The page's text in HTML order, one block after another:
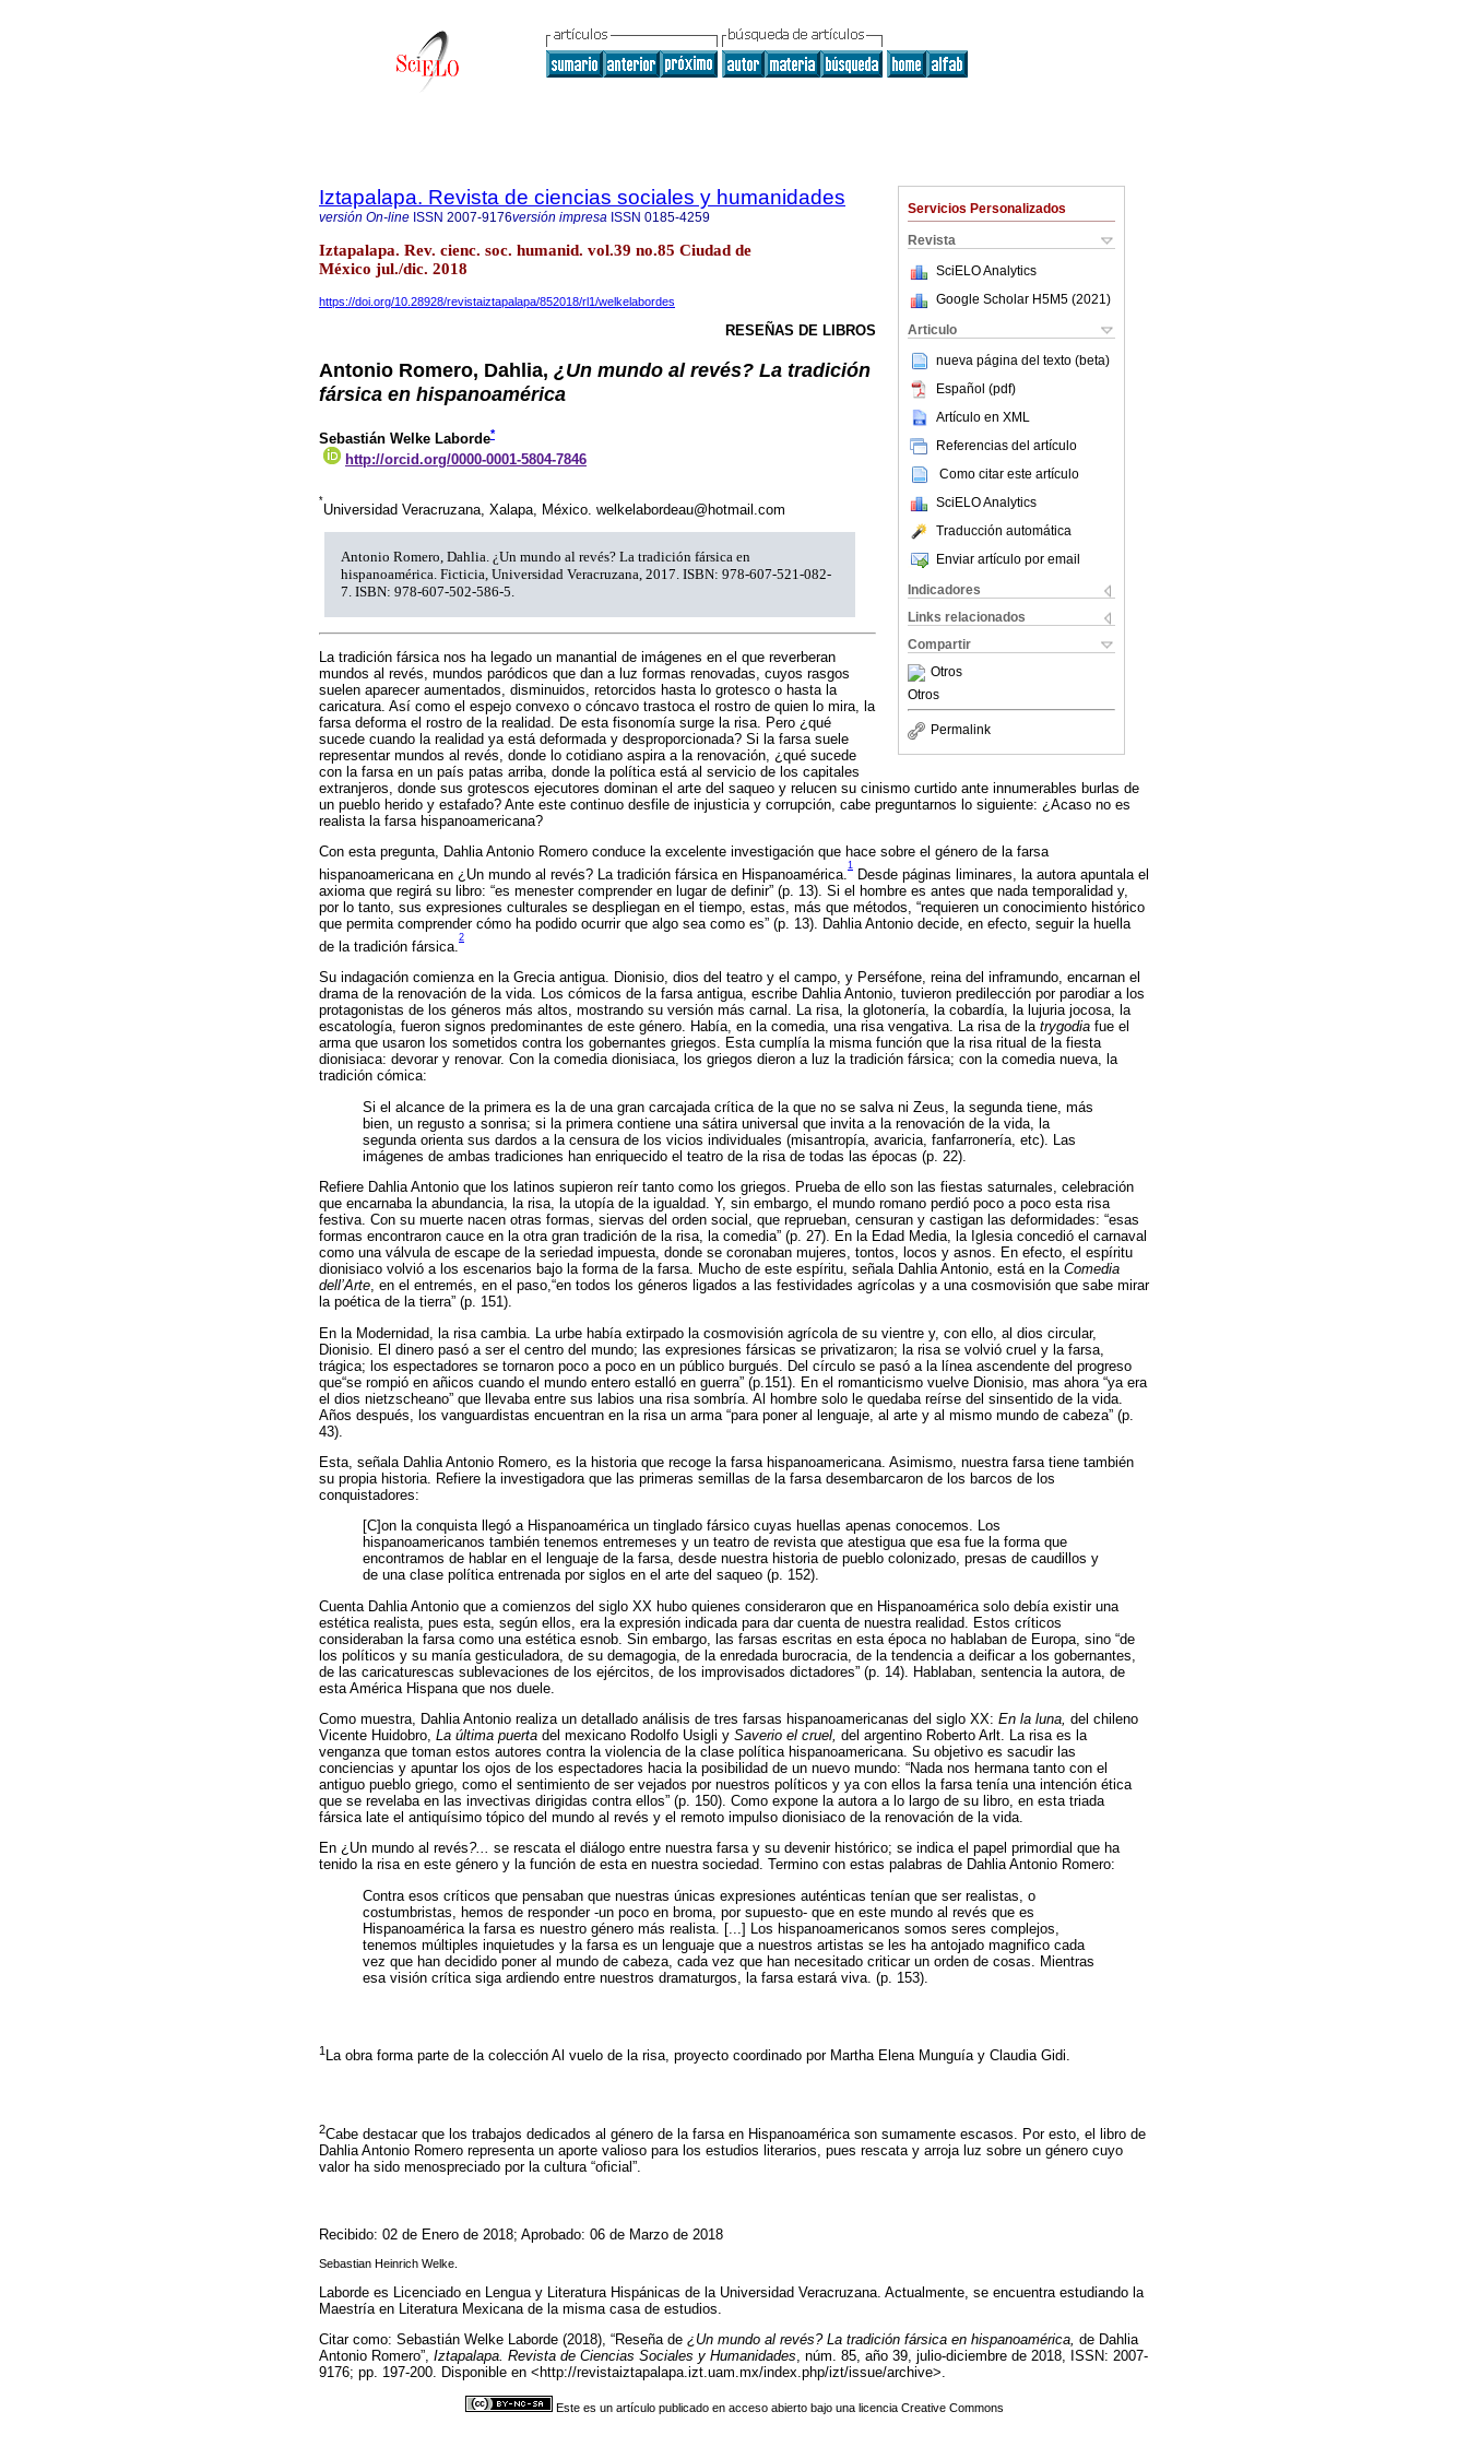
Servicios Personalizados
Revista
SciELO Analytics
Google Scholar H5M5 (2021 )
Articulo
nueva página del texto (beta)
Español (pdf)
Artículo en XML
Referencias del artículo
Como citar este artículo
SciELO Analytics
Traducción automática
Enviar artículo por email
Indicadores
Links relacionados
Compartir
Otros
Otros
Permalink
Iztapalapa. Revista de ciencias sociales y humanidades
versión On-line ISSN 2007-9176versión impresa ISSN 0185-4259
Iztapalapa. Rev. cienc. soc. humanid. vol.39 no.85 Ciudad de
México jul./dic. 2018
https://doi.org/10.28928/revistaiztapalapa/852018/rl1/welkelabordes
RESEÑAS DE LIBROS
Antonio Romero, Dahlia, ¿Un mundo al revés? La tradición
fársica en hispanoamérica
Sebastián Welke Laborde*
http://orcid.org/0000-0001-5804-7846
*
Universidad Veracruzana, Xalapa, México. welkelabordeau@hotmail.com
Antonio Romero, Dahlia. ¿Un mundo al revés? La tradición fársica en
hispanoamérica. Ficticia, Universidad Veracruzana, 2017. ISBN: 978-607-521-082-
7. ISBN: 978-607-502-586-5.
La tradición fársica nos ha legado un manantial de imágenes en el que reverberan
mundos al revés, mundos paródicos que dan a luz formas renovadas, cuyos rasgos
suelen aparecer aumentados, disminuidos, retorcidos hasta lo grotesco o hasta la
caricatura. Así como el espejo convexo o cóncavo trastoca el rostro de quien lo mira, la
farsa deforma el rostro de la realidad. De esta fisonomía surge la risa. Pero ¿qué
sucede cuando la realidad ya está deformada y desproporcionada? Si la farsa suele
representar mundos al revés, donde lo cotidiano aspira a la renovación, ¿qué sucede
con la farsa en un país patas arriba, donde la política está al servicio de los capitales
extranjeros, donde sus grotescos ejecutores dominan el arte del saqueo y relucen su cinismo curtido ante innumerables burlas de
un pueblo herido y estafado? Ante este continuo desfile de injusticia y corrupción, cabe preguntarnos lo siguiente: ¿Acaso no es
realista la farsa hispanoamericana?
Con esta pregunta, Dahlia Antonio Romero conduce la excelente investigación que hace sobre el género de la farsa
hispanoamericana en ¿Un mundo al revés? La tradición fársica en Hispanoamérica.
1
Desde páginas liminares, la autora apuntala el
axioma que regirá su libro: “es menester comprender en lugar de definir” (p. 13). Si el hombre es antes que nada temporalidad y,
por lo tanto, sus expresiones culturales se despliegan en el tiempo, estas, más que métodos, “requieren un conocimiento histórico
que permita comprender cómo ha podido ocurrir que algo sea como es” (p. 13). Dahlia Antonio decide, en efecto, seguir la huella
de la tradición fársica.
2
Su indagación comienza en la Grecia antigua. Dionisio, dios del teatro y el campo, y Perséfone, reina del inframundo, encarnan el
drama de la renovación de la vida. Los cómicos de la farsa antigua, escribe Dahlia Antonio, tuvieron predilección por parodiar a los
protagonistas de los géneros más altos, mostrando su versión más carnal. La risa, la glotonería, la cobardía, la lujuria jocosa, la
escatología, fueron signos predominantes de este género. Había, en la comedia, una risa vengativa. La risa de la trygodia fue el
arma que usaron los sometidos contra los gobernantes griegos. Esta cumplía la misma función que la risa ritual de la fiesta
dionisiaca: devorar y renovar. Con la comedia dionisiaca, los griegos dieron a luz la tradición fársica; con la comedia nueva, la
tradición cómica:
Si el alcance de la primera es la de una gran carcajada crítica de la que no se salva ni Zeus, la segunda tiene, más
bien, un regusto a sonrisa; si la primera contiene una sátira universal que invita a la renovación de la vida, la
segunda orienta sus dardos a la censura de los vicios individuales (misantropía, avaricia, fanfarronería, etc). Las
imágenes de ambas tradiciones han enriquecido el teatro de la risa de todas las épocas (p. 22).
Refiere Dahlia Antonio que los latinos supieron reír tanto como los griegos. Prueba de ello son las fiestas saturnales, celebración
que encarnaba la abundancia, la risa, la utopía de la igualdad. Y, sin embargo, el mundo romano perdió poco a poco esta risa
festiva. Con su muerte nacen otras formas, siervas del orden social, que reprueban, censuran y castigan las deformidades: “esas
formas encontraron cauce en la otra gran tradición de la risa, la comedia” (p. 27). En la Edad Media, la Iglesia concedió el carnaval
como una válvula de escape de la seriedad impuesta, donde se coronaban mujeres, tontos, locos y asnos. En efecto, el espíritu
dionisiaco volvió a los escenarios bajo la forma de la farsa. Mucho de este espíritu, señala Dahlia Antonio, está en la Comedia
dell’Arte, en el entremés, en el paso,“en todos los géneros ligados a las festividades agrícolas y a una cosmovisión que sabe mirar
la poética de la tierra” (p. 151).
En la Modernidad, la risa cambia. La urbe había extirpado la cosmovisión agrícola de su vientre y, con ello, al dios circular,
Dionisio. El dinero pasó a ser el centro del mundo; las expresiones fársicas se privatizaron; la risa se volvió cruel y la farsa,
trágica; los espectadores se tornaron poco a poco en un público burgués. Del círculo se pasó a la línea ascendente del progreso
que“se rompió en añicos cuando el mundo entero estalló en guerra” (p.151). En el romanticismo vuelve Dionisio, mas ahora “ya era
el dios nietzscheano” que llevaba entre sus labios una risa sombría. Al hombre solo le quedaba reírse del sinsentido de la vida.
Años después, los vanguardistas encuentran en la risa un arma “para poner al lenguaje, al arte y al mismo mundo de cabeza” (p.
43).
Esta, señala Dahlia Antonio Romero, es la historia que recoge la farsa hispanoamericana. Asimismo, nuestra farsa tiene también
su propia historia. Refiere la investigadora que las primeras semillas de la farsa desembarcaron de los barcos de los
conquistadores:
[C]on la conquista llegó a Hispanoamérica un tinglado fársico cuyas huellas apenas conocemos. Los
hispanoamericanos también tenemos entremeses y un teatro de revista que atestigua que esa fue la forma que
encontramos de hablar en el lenguaje de la farsa, desde nuestra historia de pueblo colonizado, presas de caudillos y
de una clase política entrenada por siglos en el arte del saqueo (p. 152).
Cuenta Dahlia Antonio que a comienzos del siglo XX hubo quienes consideraron que en Hispanoamérica solo debía existir una
estética realista, pues esta, según ellos, era la expresión indicada para dar cuenta de nuestra realidad. Estos críticos
consideraban la farsa como una estética esnob. Sin embargo, las farsas escritas en esta época no hablaban de Europa, sino “de
los políticos y su manía gesticuladora, de su demagogia, de la enredada burocracia, de la tendencia a deificar a los gobernantes,
de las caricaturescas sublevaciones de los ejércitos, de los improvisados dictadores” (p. 14). Hablaban, sentencia la autora, de
esta América Hispana que nos duele.
Como muestra, Dahlia Antonio realiza un detallado análisis de tres farsas hispanoamericanas del siglo XX: En la luna, del chileno
Vicente Huidobro, La última puerta del mexicano Rodolfo Usigli y Saverio el cruel, del argentino Roberto Arlt. La risa es la
venganza que toman estos autores contra la violencia de la clase política hispanoamericana. Su objetivo es sacudir las
conciencias y apuntar los ojos de los espectadores hacia la posibilidad de un nuevo mundo: “Nada nos hermana tanto con el
antiguo pueblo griego, como el sentimiento de ser vejados por nuestros políticos y ya con ellos la farsa tenía una intención ética
que se revelaba en las invectivas dirigidas contra ellos” (p. 150). Como expone la autora a lo largo de su libro, en esta triada
fársica late el antiquísimo tópico del mundo al revés y el remoto impulso dionisiaco de la renovación de la vida.
En ¿Un mundo al revés?... se rescata el diálogo entre nuestra farsa y su devenir histórico; se indica el papel primordial que ha
tenido la risa en este género y la función de esta en nuestra sociedad. Termino con estas palabras de Dahlia Antonio Romero:
Contra esos críticos que pensaban que nuestras únicas expresiones auténticas tenían que ser realistas, o
costumbristas, hemos de responder -un poco en broma, por supuesto- que en este mundo al revés que es
Hispanoamérica la farsa es nuestro género más realista. [...] Los hispanoamericanos somos seres complejos,
tenemos múltiples inquietudes y la farsa es un lenguaje que a nuestros artistas se les ha antojado magnifico cada
vez que han decidido poner al mundo de cabeza, cada vez que han necesitado criticar un orden de cosas. Mientras
esa visión crítica siga ardiendo entre nuestros dramaturgos, la farsa estará viva. (p. 153).
1La obra forma parte de la colección Al vuelo de la risa, proyecto coordinado por Martha Elena Munguía y Claudia Gidi.
2Cabe destacar que los trabajos dedicados al género de la farsa en Hispanoamérica son sumamente escasos. Por esto, el libro de
Dahlia Antonio Romero representa un aporte valioso para los estudios literarios, pues rescata y arroja luz sobre un género cuyo
valor ha sido menospreciado por la cultura “oficial”.
Recibido: 02 de Enero de 2018; Aprobado: 06 de Marzo de 2018
Sebastian Heinrich Welke.
Laborde es Licenciado en Lengua y Literatura Hispánicas de la Universidad Veracruzana. Actualmente, se encuentra estudiando la
Maestría en Literatura Mexicana de la misma casa de estudios.
Citar como: Sebastián Welke Laborde (2018), “Reseña de ¿Un mundo al revés? La tradición fársica en hispanoamérica, de Dahlia
Antonio Romero”, Iztapalapa. Revista de Ciencias Sociales y Humanidades, núm. 85, año 39, julio-diciembre de 2018, ISSN: 2007-
9176; pp. 197-200. Disponible en <http://revistaiztapalapa.izt.uam.mx/index.php/izt/issue/archive>.
Este es un artículo publicado en acceso abierto bajo una licencia Creative Commons